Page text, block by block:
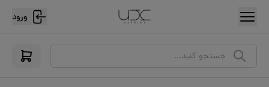
ورود
جستجو کنید...